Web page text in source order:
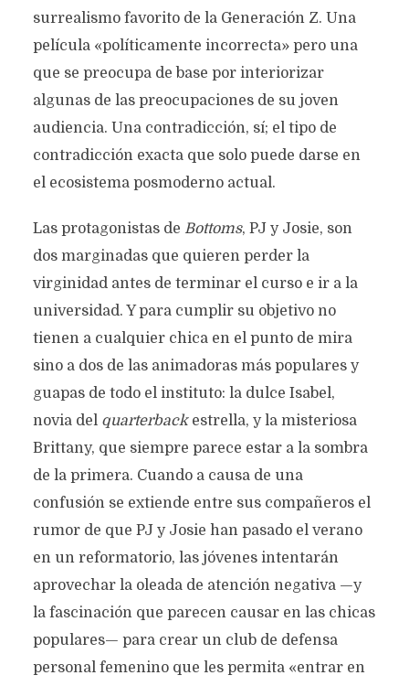
surrealismo favorito de la Generación Z. Una
película «políticamente incorrecta» pero una
que se preocupa de base por interiorizar
algunas de las preocupaciones de su joven
audiencia. Una contradicción, sí; el tipo de
contradicción exacta que solo puede darse en
el ecosistema posmoderno actual.
Las protagonistas de Bottoms, PJ y Josie, son
dos marginadas que quieren perder la
virginidad antes de terminar el curso e ir a la
universidad. Y para cumplir su objetivo no
tienen a cualquier chica en el punto de mira
sino a dos de las animadoras más populares y
guapas de todo el instituto: la dulce Isabel,
novia del quarterbackestrella, y la misteriosa
Brittany, que siempre parece estar a la sombra
de la primera. Cuando a causa de una
confusión se extiende entre sus compañeros el
rumor de que PJ y Josie han pasado el verano
en un reformatorio, las jóvenes intentarán
aprovechar la oleada de atención negativa —y
la fascinación que parecen causar en las chicas
populares— para crear un club de defensa
personal femenino que les permita «entrar en